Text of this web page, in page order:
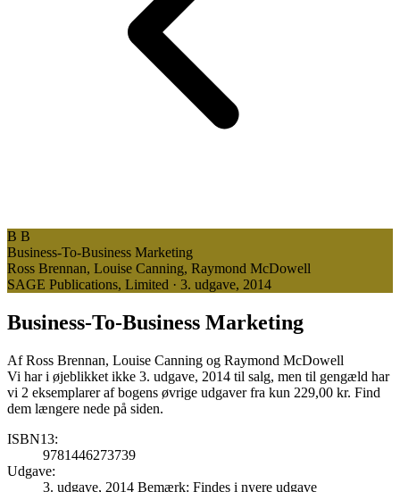
B B
Business-To-Business Marketing
Ross Brennan, Louise Canning, Raymond McDowell
SAGE Publications, Limited · 3. udgave, 2014
Business-To-Business Marketing
AfRoss Brennan, Louise Canning og Raymond McDowell
Vi har i øjeblikket ikke 3. udgave, 2014 til salg, men til gengæld har
vi 2 eksemplarer af bogens øvrige udgaver fra kun 229,00 kr. Find
dem længere nede på siden.
ISBN13:
9781446273739
Udgave:
3. udgave, 2014 Bemærk: Findes i nyere udgave